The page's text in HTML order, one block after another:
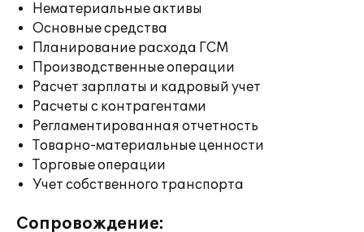
Нематериальные активы
Основные средства
Планирование расхода ГСМ
Производственные операции
Расчет зарплаты и кадровый учет
Расчеты с контрагентами
Регламентированная отчетность
Товарно-материальные ценности
Торговые операции
Учет собственного транспорта
Сопровождение: